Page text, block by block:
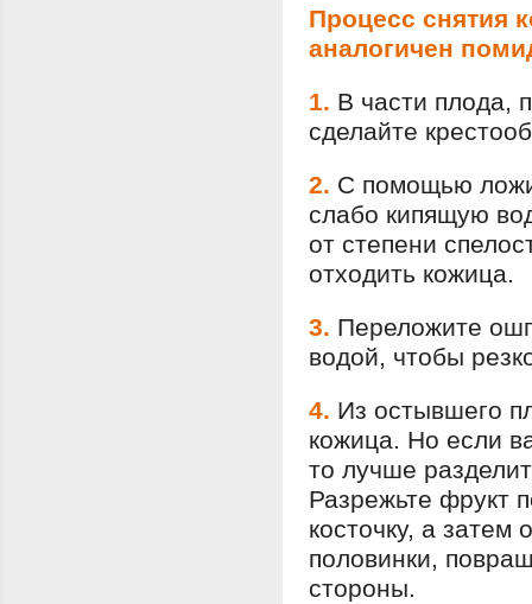
Процесс снятия
аналогичен
1. В части плода,
сделайте
2. С помощью
слабо кипящую
от степени
отходить кожица.
3. Переложите
водой, чтобы
4. Из остывшего
кожица. Но если
то лучше
Разрежьте фрукт
косточку, а затем
половинки,
стороны.